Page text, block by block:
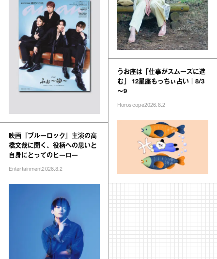
映画『ブルーロック』主演の高
橋文哉に聞く、役柄への思いと
自身にとってのヒーロー
Entertainment2026.8.2
うお座は「仕事がスムーズに進
む」 12星座もっちぃ占い｜8/3
～9
Horoscope2026.8.2